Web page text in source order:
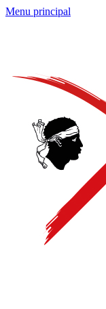
Menu principal